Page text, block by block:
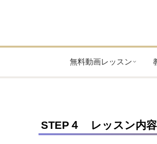
無料動画レッスン
STEP４ レッスン内